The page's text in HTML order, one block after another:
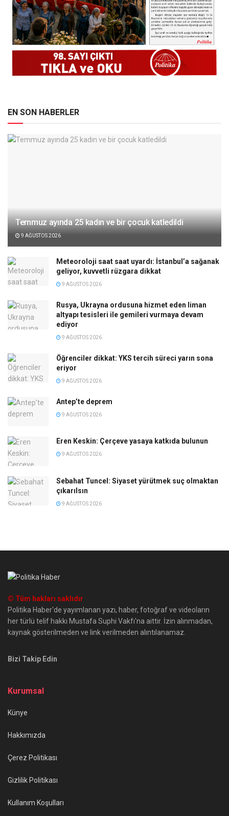
EN SON HABERLER
Temmuz ayında 25 kadın ve bir çocuk katledildi
9 AĞUSTOS 2026
Meteoroloji saat saat uyardı: İstanbul’a sağanak
geliyor, kuvvetli rüzgara dikkat
9 AĞUSTOS 2026
Rusya, Ukrayna ordusuna hizmet eden liman
altyapı tesisleri ile gemileri vurmaya devam
ediyor
9 AĞUSTOS 2026
Öğrenciler dikkat: YKS tercih süreci yarın sona
eriyor
9 AĞUSTOS 2026
Antep’te deprem
9 AĞUSTOS 2026
Eren Keskin: Çerçeve yasaya katkıda bulunun
9 AĞUSTOS 2026
Sebahat Tuncel: Siyaset yürütmek suç olmaktan
çıkarılsın
9 AĞUSTOS 2026
© Tüm hakları saklıdır
Politika Haber'de yayımlanan yazı, haber, fotoğraf ve videoların
her türlü telif hakkı Mustafa Suphi Vakfı'na aittir. İzin alınmadan,
kaynak gösterilmeden ve link verilmeden alıntılanamaz.
Bizi Takip Edin
Kurumsal
Künye
Hakkımızda
Çerez Politikası
Gizlilik Politikası
Kullanım Koşulları